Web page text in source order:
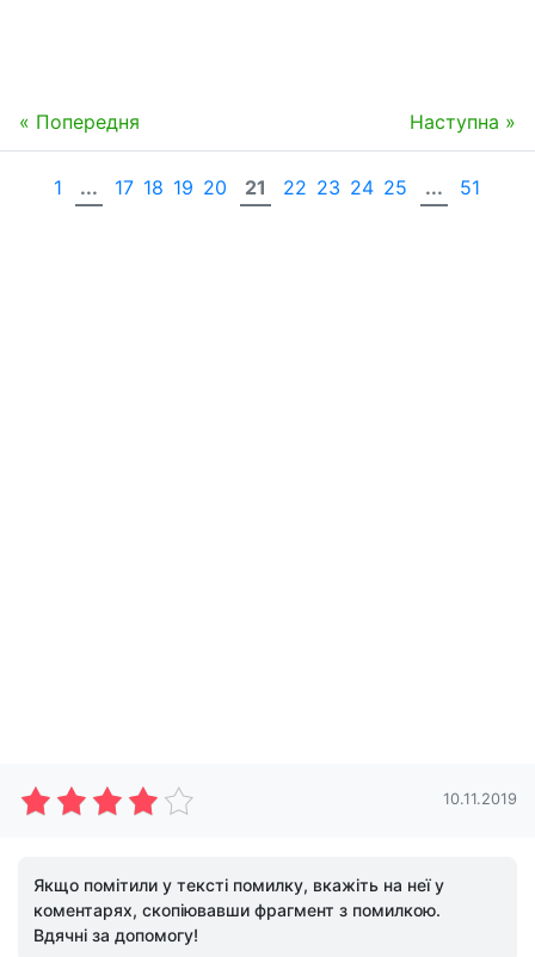
« Попередня Наступна »
1 ... 17 18 19 20 21 22 23 24 25 ... 51
10.11.2019
Якщо помітили у тексті помилку, вкажіть на неї у
коментарях, скопіювавши фрагмент з помилкою.
Вдячні за допомогу!